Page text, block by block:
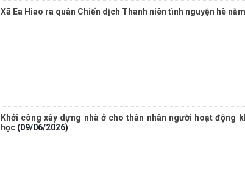
Xã Ea Hiao ra quân Chiến dịch Thanh niên tình nguyện hè
Khởi công xây dựng nhà ở cho thân nhân người hoạt động
học (09/06/2026)